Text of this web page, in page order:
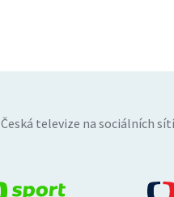
Česká televize na sociálních